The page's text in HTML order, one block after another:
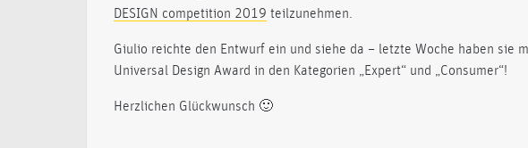
DESIGN competition 2019 teilzunehmen.
Giulio reichte den Entwurf ein und siehe da – letzte Woche haben sie
Universal Design Award in den Kategorien „Expert“ und „Consumer“!
Herzlichen Glückwunsch 🙂